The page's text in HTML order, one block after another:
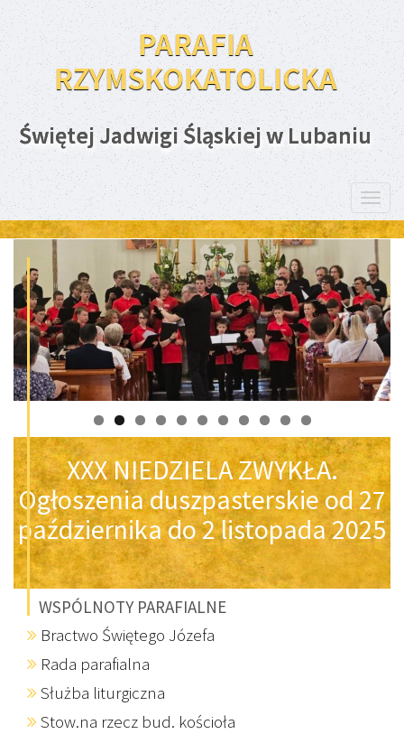
PARAFIA
RZYMSKOKATOLICKA
Świętej Jadwigi Śląskiej w Lubaniu
XXX NIEDZIELA ZWYKŁA.
Ogłoszenia duszpasterskie od 27
października do 2 listopada 2025
WSPÓLNOTY PARAFIALNE
Bractwo Świętego Józefa
Rada parafialna
Służba liturgiczna
Stow.na rzecz bud. kościoła